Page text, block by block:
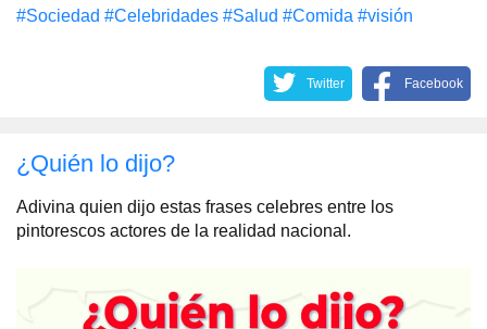
#Sociedad #Celebridades #Salud #Comida #visión
Twitter Facebook
¿Quién lo dijo?
Adivina quien dijo estas frases celebres entre los
pintorescos actores de la realidad nacional.